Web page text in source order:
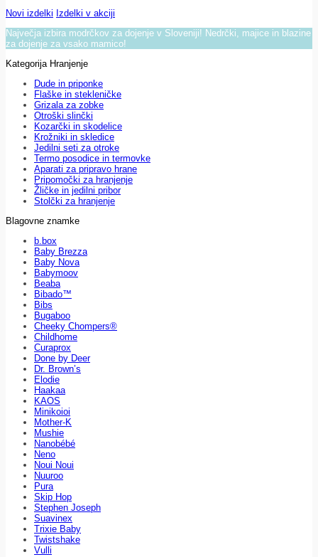
Novi izdelki Izdelki v akciji
Največja izbira modrčkov za dojenje v Sloveniji! Nedrčki, majice in blazine
za dojenje za vsako mamico!
Kategorija Hranjenje
Dude in priponke
Flaške in stekleničke
Grizala za zobke
Otroški slinčki
Kozarčki in skodelice
Krožniki in skledice
Jedilni seti za otroke
Termo posodice in termovke
Aparati za pripravo hrane
Pripomočki za hranjenje
Žličke in jedilni pribor
Stolčki za hranjenje
Blagovne znamke
b.box
Baby Brezza
Baby Nova
Babymoov
Beaba
Bibado™
Bibs
Bugaboo
Cheeky Chompers®
Childhome
Curaprox
Done by Deer
Dr. Brown’s
Elodie
Haakaa
KAOS
Minikoioi
Mother-K
Mushie
Nanobébé
Neno
Noui Noui
Nuuroo
Pura
Skip Hop
Stephen Joseph
Suavinex
Trixie Baby
Twistshake
Vulli